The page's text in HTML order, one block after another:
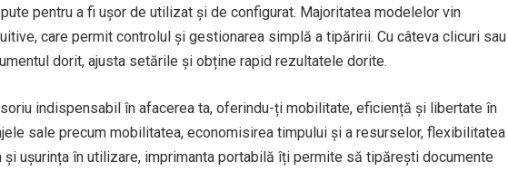
pentru a fi ușor de utilizat și de configurat. Majoritatea modelelor vin
care permit controlul și gestionarea simplă a tipăririi. Cu câteva clicuri sau
dorit, ajusta setările și obține rapid rezultatele dorite.
indispensabil în afacerea ta, oferindu-ți mobilitate, eficiență și libertate în
sale precum mobilitatea, economisirea timpului și a resurselor, flexibilitatea
ușurința în utilizare, imprimanta portabilă îți permite să tipărești documente